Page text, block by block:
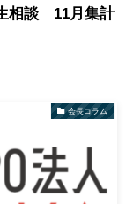
相談 11月集計
会長コラム